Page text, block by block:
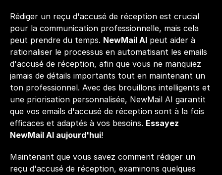
Rédiger un reçu d'accusé de réception est crucial
pour la communication professionnelle, mais cela
peut prendre du temps. NewMail AI peut aider à
rationaliser le processus en automatisant les emails
d'accusé de réception, afin que vous ne manquiez
jamais de détails importants tout en maintenant un
ton professionnel. Avec des brouillons intelligents et
une priorisation personnalisée, NewMail AI garantit
que vos emails d'accusé de réception sont à la fois
efficaces et adaptés à vos besoins. Essayez
NewMail AI aujourd'hui!
Maintenant que vous savez comment rédiger un
reçu d'accusé de réception, examinons quelques